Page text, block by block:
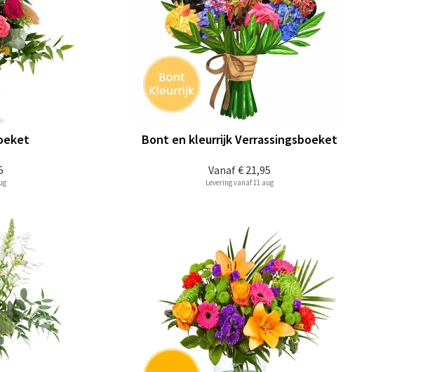
Vanaf€ 21,95
Bont en kleurrijk Verrassingsboeket
Levering vanaf 11 aug